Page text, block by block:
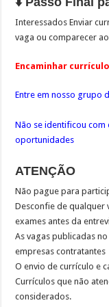
Interessados Enviar
vaga ou comparecer
Encaminhar
Entre em nosso grupo
Não se identificou com
oportunidades
ATENÇÃO
Não pague para
Desconfie de qualquer
exames antes da
As vagas publicadas
empresas contratantes
O envio de currículo e
Currículos que não
considerados.